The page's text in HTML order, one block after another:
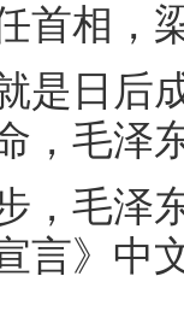
首相，
日后成
，毛泽
毛泽东
言》中